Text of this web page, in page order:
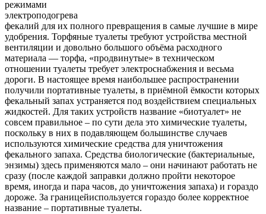
режимами
электроподогрева
фекалий для их полного превращения в самые лучшие в мире
удобрения. Торфяные туалеты требуют устройства местной
вентиляции и довольно большого объёма расходного
материала — торфа, «продвинутые» в техническом
отношении туалеты требует электроснабжения и весьма
дороги. В настоящее время наибольшее распространении
получили портативные туалеты, в приёмной ёмкости которых
фекальный запах устраняется под воздействием специальных
жидкостей. Для таких устройств название «биотуалет» не
совсем правильное – по сути дела это химические туалеты,
поскольку в них в подавляющем большинстве случаев
используются химические средства для уничтожения
фекального запаха. Средства биологические (бактериальные,
энзимы) здесь применяются мало – они начинают работать не
сразу (после каждой заправки должно пройти некоторое
время, иногда и пара часов, до уничтожения запаха) и гораздо
дороже. За границейиспользуется гораздо более корректное
название – портативные туалеты.